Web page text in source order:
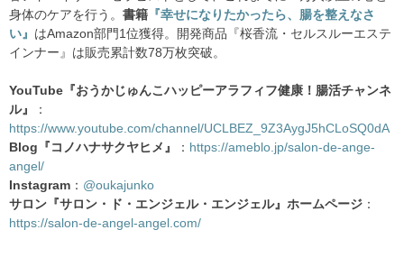
身体のケアを行う。 書籍 『幸せになりたかったら、腸を整えなさ
い』 はAmazon部門1位獲得。開発商品『桜香流・セルスルーエステ
インナー』は販売累計数78万枚突破。
YouTube『おうかじゅんこハッピーアラフィフ健康！腸活チャンネ
ル』
：
https://www.youtube.com/channel/UCLBEZ_9Z3AygJ5hCLoSQ0dA
Blog『コノハナサクヤヒメ』
： https://ameblo.jp/salon-de-ange-
angel/
Instagram ： @oukajunko
サロン『サロン・ド・エンジェル・エンジェル』ホームページ ：
https://salon-de-angel-angel.com/